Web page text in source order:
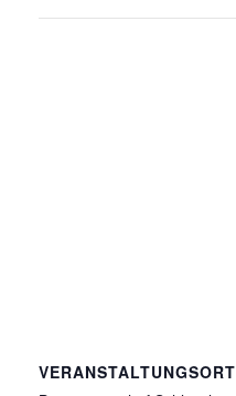
VERANSTALTUNGSORT